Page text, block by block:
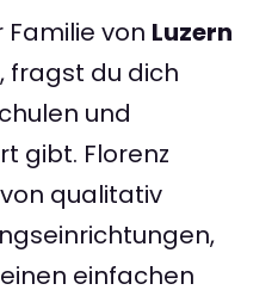
von Luzern
fragst du dich
und
gibt. Florenz
qualitativ
einfachen